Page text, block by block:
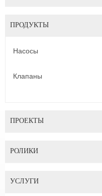
ПРОДУКТЫ
Насосы
Клапаны
ПРОЕКТЫ
РОЛИКИ
УСЛУГИ